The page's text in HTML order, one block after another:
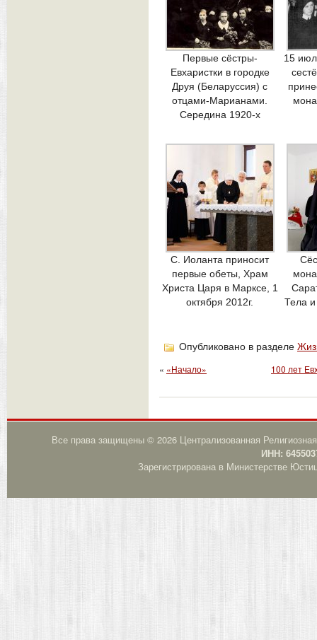
Первые сёстры-
Евхаристки в городке
Друя (Беларуссия) с
отцами-Марианами.
Середина 1920-х
15
С. Иоланта приносит
первые обеты, Храм
Христа Царя в Марксе, 1
октября 2012г.
Тела
Опубликовано в разделе
« «Начало» 100 лет
Все права защищены © 2026 Централизованная
ИНН:
Зарегистрирована в Министерстве